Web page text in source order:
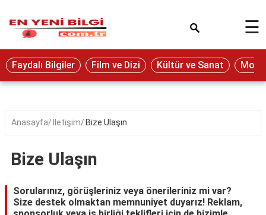
Eğitim
Ekonomi
Seyahat
Oyun
Yaşam
Hukuk
☰
Faydalı Bilgiler Film ve Dizi Kültür ve Sanat
Anasayfa İletişim Bize Ulaşın
Bize Ulaşın
Sorularınız, görüşleriniz veya önerileriniz mi var?
Size destek olmaktan memnuniyet duyarız! Reklam,